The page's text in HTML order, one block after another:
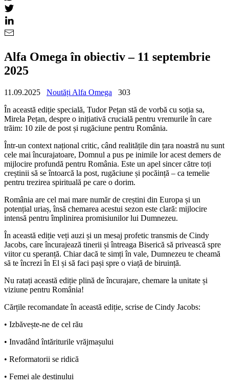
Alfa Omega în obiectiv – 11 septembrie
2025
11.09.2025 Noutăți Alfa Omega
303
În această ediție specială, Tudor Pețan stă de vorbă cu soția sa,
Mirela Pețan, despre o inițiativă crucială pentru vremurile în care
trăim: 10 zile de post și rugăciune pentru România.
Într-un context național critic, când realitățile din țara noastră nu sunt
cele mai încurajatoare, Domnul a pus pe inimile lor acest demers de
mijlocire profundă pentru România. Este un apel sincer către toți
creștinii să se întoarcă la post, rugăciune și pocăință – ca temelie
pentru trezirea spirituală pe care o dorim.
România are cel mai mare număr de creștini din Europa și un
potențial uriaș, însă chemarea acestui sezon este clară: mijlocire
intensă pentru împlinirea promisiunilor lui Dumnezeu.
În această ediție veți auzi și un mesaj profetic transmis de Cindy
Jacobs, care încurajează tinerii și întreaga Biserică să privească spre
viitor cu speranță. Chiar dacă te simți în vale, Dumnezeu te cheamă
să te încrezi în El și să faci pași spre o viață de biruință.
Nu ratați această ediție plină de încurajare, chemare la unitate și
viziune pentru România!
Cărțile recomandate în această ediție, scrise de Cindy Jacobs:
• Izbăvește-ne de cel rău
• Invadând întăriturile vrăjmașului
• Reformatorii se ridică
• Femei ale destinului